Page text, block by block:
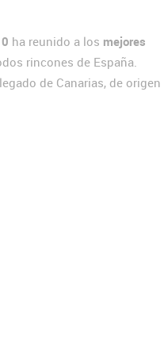
ha reunido a los mejores
rincones de España.
de Canarias, de origen